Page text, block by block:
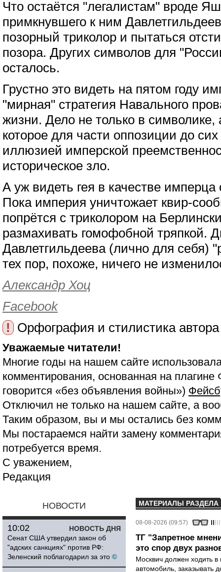
Что остаётся "легалистам" вроде
примкнувшего к ним
позорный триколор и пытаться
позора. Других символов для
осталось.
Грустно это видеть на пятом году
"мирная" стратегия Навального
жизни. Дело не только в символике,
которое для части оппозиции до
иллюзией имперской
историческое зло.
А уж видеть гея в качестве имперца
Пока империя уничтожает квир-
попрётся с триколором на
размахивать гомофобной тряпкой.
Давлетгильдеева (лично для себя)
тех пор, похоже, ничего не
Александр Хоц
Facebook
!
Орфография и стилистика
Уважаемые читатели!
Многие годы на нашем сайте
комментирования, основанная на
говорится «без объявления войны»)
Отключил не только на нашем сайте, а
Таким образом, вы и мы остались без
Мы постараемся найти замену
потребуется время.
С уважением,
Редакция
НОВОСТИ
НОВОСТЬ ДНЯ
10:02
Сенат США утвердил закон об
"адских санкциях" против РФ:
Зеленский поблагодарил за это ©
МАТЕРИАЛЫ РАЗДЕЛА
08-08-2026 (09:57)
ТГ "Запретное
это спор двух
Москвич должен ходить в
автомобиль, заказывать